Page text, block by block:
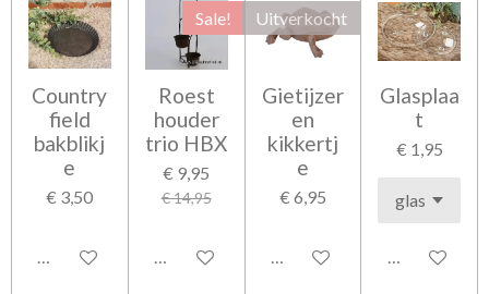
Country
field
bakblikj
e
€ 3,50
In winkelwagen
Sale!
Roest
houder
trio HBX
€ 9,95
€ 14,95
In winkelwagen
Uitverkocht
Gietijzer
en
kikkertj
e
€ 6,95
Houd mij op de hoogte
Glasplaa
t
€ 1,95
In